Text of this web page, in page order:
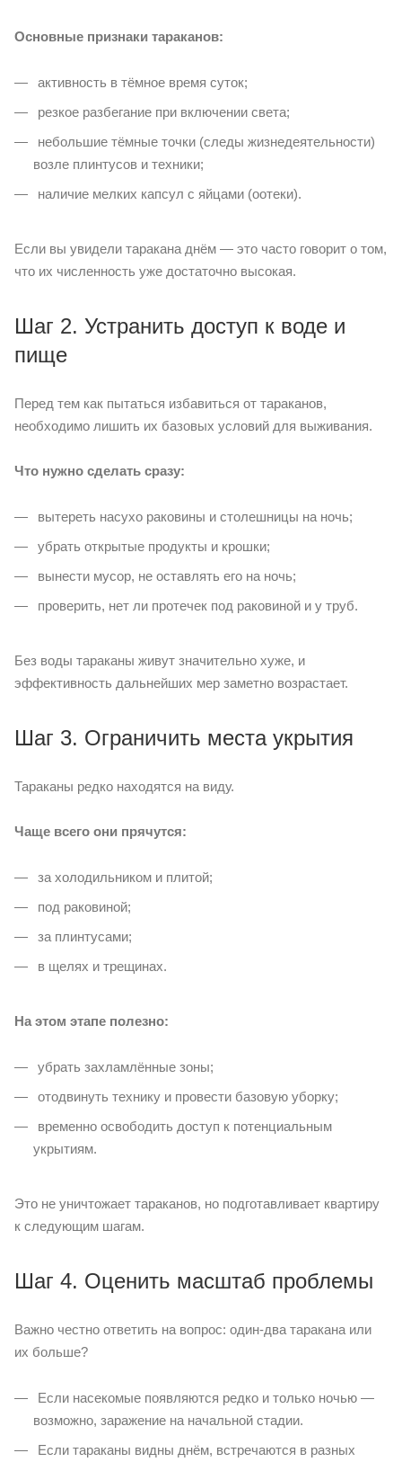
Основные признаки тараканов:
активность в тёмное время суток;
резкое разбегание при включении света;
небольшие тёмные точки (следы жизнедеятельности)
возле плинтусов и техники;
наличие мелких капсул с яйцами (оотеки).
Если вы увидели таракана днём — это часто говорит о том,
что их численность уже достаточно высокая.
Шаг 2. Устранить доступ к воде и
пище
Перед тем как пытаться избавиться от тараканов,
необходимо лишить их базовых условий для выживания.
Что нужно сделать сразу:
вытереть насухо раковины и столешницы на ночь;
убрать открытые продукты и крошки;
вынести мусор, не оставлять его на ночь;
проверить, нет ли протечек под раковиной и у труб.
Без воды тараканы живут значительно хуже, и
эффективность дальнейших мер заметно возрастает.
Шаг 3. Ограничить места укрытия
Тараканы редко находятся на виду.
Чаще всего они прячутся:
за холодильником и плитой;
под раковиной;
за плинтусами;
в щелях и трещинах.
На этом этапе полезно:
убрать захламлённые зоны;
отодвинуть технику и провести базовую уборку;
временно освободить доступ к потенциальным
укрытиям.
Это не уничтожает тараканов, но подготавливает квартиру
к следующим шагам.
Шаг 4. Оценить масштаб проблемы
Важно честно ответить на вопрос: один-два таракана или
их больше?
Если насекомые появляются редко и только ночью —
возможно, заражение на начальной стадии.
Если тараканы видны днём, встречаются в разных